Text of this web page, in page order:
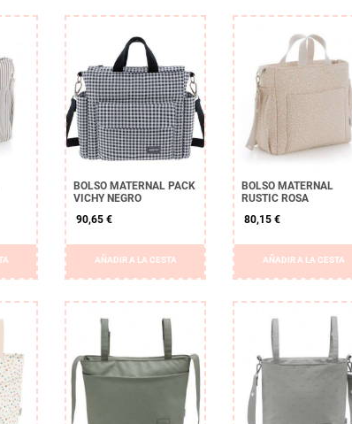
BOLSO MATERNAL PACK
VICHY NEGRO
90,65 €
AÑADIR A LA CESTA
BOLSO MATERNAL
RUSTIC ROSA
80,15 €
AÑADIR A LA CESTA